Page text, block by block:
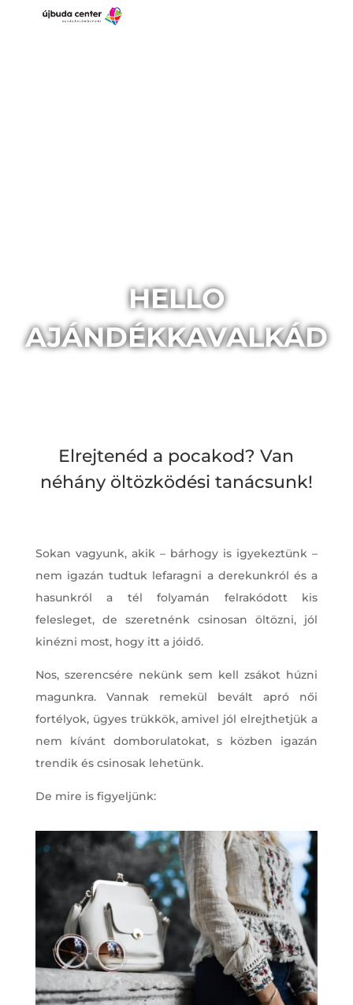
HELLO
AJÁNDÉKKAVALKÁD
Elrejtenéd a pocakod? Van
néhány öltözködési tanácsunk!
Sokan vagyunk, akik – bárhogy is igyekeztünk –
nem igazán tudtuk lefaragni a derekunkról és a
hasunkról a tél folyamán felrakódott kis
felesleget, de szeretnénk csinosan öltözni, jól
kinézni most, hogy itt a jóidő.
Nos, szerencsére nekünk sem kell zsákot húzni
magunkra. Vannak remekül bevált apró női
fortélyok, ügyes trükkök, amivel jól elrejthetjük a
nem kívánt domborulatokat, s közben igazán
trendik és csinosak lehetünk.
De mire is figyeljünk: